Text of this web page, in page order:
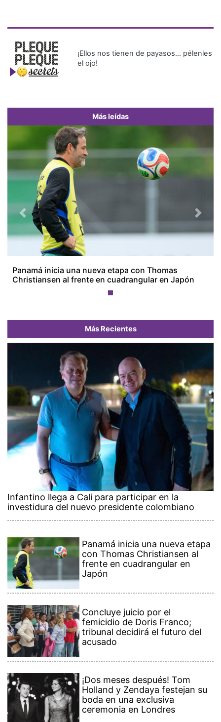
¡Ellos nos tienen de payasos… pélenles
el ojo!
Más leídas
Panamá inicia una nueva etapa con Thomas
Christiansen al frente en cuadrangular en Japón
Previous Next
Más Recientes
Infantino llega a Cali para participar en la
investidura del nuevo presidente colombiano
Panamá inicia una nueva etapa
con Thomas Christiansen al
frente en cuadrangular en
Japón
Concluye juicio por el
femicidio de Doris Franco;
tribunal decidirá el futuro del
acusado
¡Dos meses después! Tom
Holland y Zendaya festejan su
boda en una exclusiva
ceremonia en Londres